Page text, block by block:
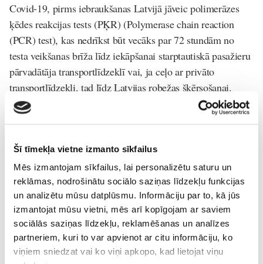
Šī tīmekļa vietne izmanto sīkfailus
Mēs izmantojam sīkfailus, lai personalizētu saturu un
reklāmas, nodrošinātu sociālo saziņas līdzekļu funkcijas
un analizētu mūsu datplūsmu. Informāciju par to, kā jūs
izmantojat mūsu vietni, mēs arī kopīgojam ar saviem
sociālās saziņas līdzekļu, reklamēšanas un analīzes
partneriem, kuri to var apvienot ar citu informāciju, ko
viņiem sniedzat vai ko viņi apkopo, kad lietojat viņu
Covid-19, pirms iebraukšanas Latvijā jāveic polimerāzes
ķēdes reakcijas tests (PĶR) (Polymerase chain reaction
(PCR) test), kas nedrīkst būt vecāks par 72 stundām no
testa veikšanas brīža līdz iekāpšanai starptautiskā pasažieru
pārvadātāja transportlīdzeklī vai, ja ceļo ar privāto
transportlīdzekli, tad līdz Latvijas robežas šķērsošanai.
Tāpat pieļaujams veikt Covid-19 antigēnu testu. Tas
nedrīkst būt vecāks par 48 stundām.
Visiem ceļotājiem - gan vakcinētajiem, gan
pārslimojušajiem, gan citiem - pirms iebraukšanas Latvijā
nepieciešams aizpildīt elektronisko apliecinājuma anketu
vietnē Covidpass.lv.
Personām, kuras nav vakcinētas un nav pārslimojušas
Covid-19, atgriežoties no valstīm, kur ir augsts saslimstības
risks (saslimstības rādītājs ir lielāks par 75 gadījumiem uz
100 000 iedzīvotāju 14 dienu periodā), vai īpaši augsta